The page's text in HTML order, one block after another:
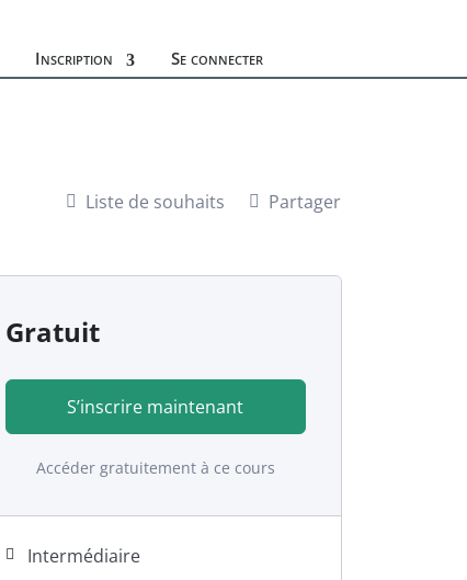
Inscription Se connecter
Liste de souhaits Partager
Gratuit
S’inscrire maintenant
Accéder gratuitement à ce cours
Intermédiaire